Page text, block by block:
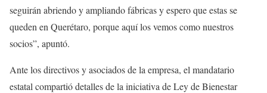
seguirán abriendo y ampliando fábricas y espero que estas se
queden en Querétaro, porque aquí los vemos como nuestros
socios”, apuntó.
Ante los directivos y asociados de la empresa, el mandatario
estatal compartió detalles de la iniciativa de Ley de Bienestar